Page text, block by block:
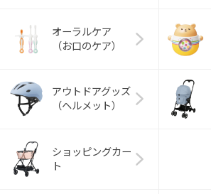
オーラルケア
（お口のケア）
アウトドアグッズ
（ヘルメット）
ショッピングカー
ト